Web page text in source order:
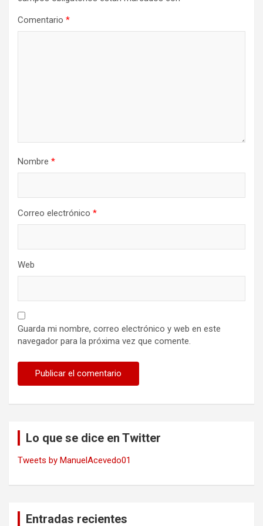
Comentario *
Nombre *
Correo electrónico *
Web
Guarda mi nombre, correo electrónico y web en este
navegador para la próxima vez que comente.
Lo que se dice en Twitter
Tweets by ManuelAcevedo01
Entradas recientes